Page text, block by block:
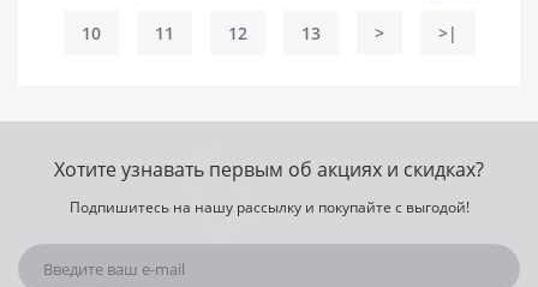
10 11 12 13 > >|
Хотите узнавать первым об акциях и скидках?
Подпишитесь на нашу рассылку и покупайте с выгодой!